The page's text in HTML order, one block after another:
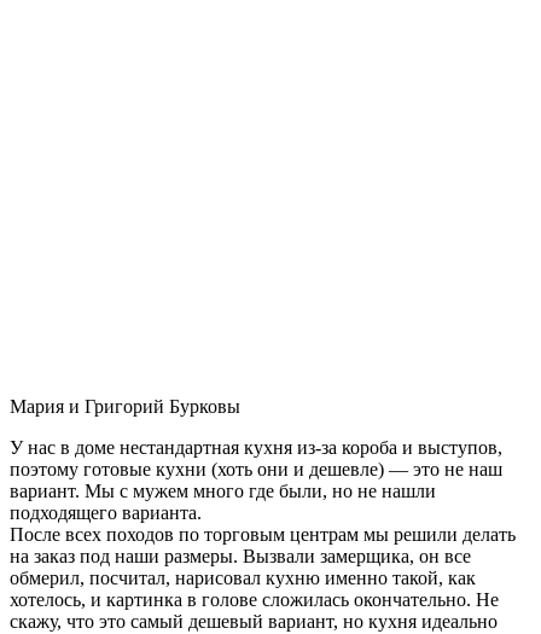
Мария и Григорий Бурковы
У нас в доме нестандартная кухня из-за короба и выступов,
поэтому готовые кухни (хоть они и дешевле) — это не наш
вариант. Мы с мужем много где были, но не нашли
подходящего варианта.
После всех походов по торговым центрам мы решили делать
на заказ под наши размеры. Вызвали замерщика, он все
обмерил, посчитал, нарисовал кухню именно такой, как
хотелось, и картинка в голове сложилась окончательно. Не
скажу, что это самый дешевый вариант, но кухня идеально